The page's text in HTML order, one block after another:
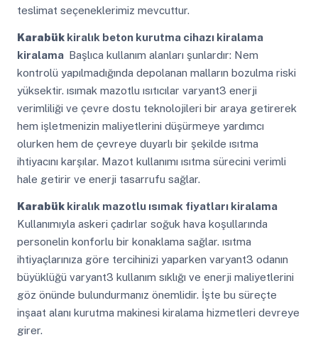
teslimat seçeneklerimiz mevcuttur.
Karabükkiralık beton kurutma cihazı kiralama
kiralama Başlıca kullanım alanları şunlardır: Nem
kontrolü yapılmadığında depolanan malların bozulma riski
yüksektir. ısımak mazotlu ısıtıcılar varyant3 enerji
verimliliği ve çevre dostu teknolojileri bir araya getirerek
hem işletmenizin maliyetlerini düşürmeye yardımcı
olurken hem de çevreye duyarlı bir şekilde ısıtma
ihtiyacını karşılar. Mazot kullanımı ısıtma sürecini verimli
hale getirir ve enerji tasarrufu sağlar.
Karabükkiralık mazotlu ısımak fiyatları kiralama
Kullanımıyla askeri çadırlar soğuk hava koşullarında
personelin konforlu bir konaklama sağlar. ısıtma
ihtiyaçlarınıza göre tercihinizi yaparken varyant3 odanın
büyüklüğü varyant3 kullanım sıklığı ve enerji maliyetlerini
göz önünde bulundurmanız önemlidir. İşte bu süreçte
inşaat alanı kurutma makinesi kiralama hizmetleri devreye
girer.